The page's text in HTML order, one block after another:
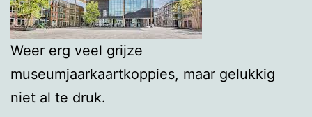
Weer erg veel grijze
museumjaarkaartkoppies, maar gelukkig
niet al te druk.